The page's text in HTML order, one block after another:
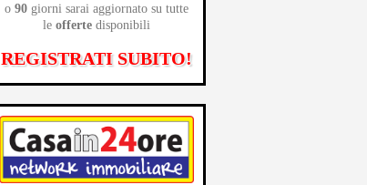
o 90 giorni sarai aggiornato su tutte
le offerte disponibili
REGISTRATI SUBITO!